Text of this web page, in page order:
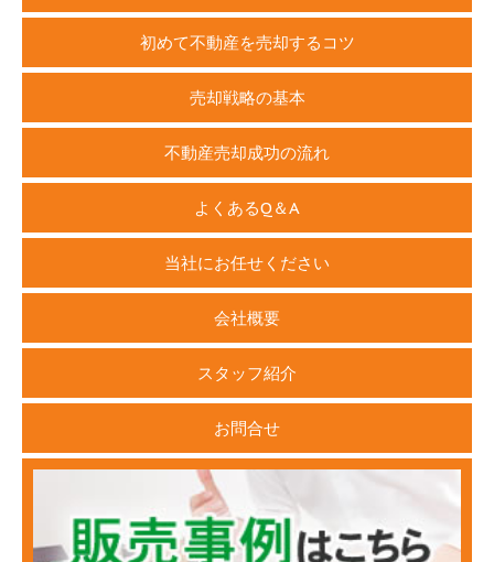
初めて不動産を売却するコツ
売却戦略の基本
不動産売却成功の流れ
よくあるQ＆A
当社にお任せください
会社概要
スタッフ紹介
お問合せ